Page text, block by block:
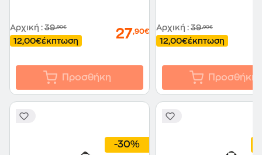
Αρχική : 39,90€
12,00€έκπτωση 27,90€
Προσθήκη
Αρχική : 39,90€
12,00€έκπτωση
Προσθήκη
-30%